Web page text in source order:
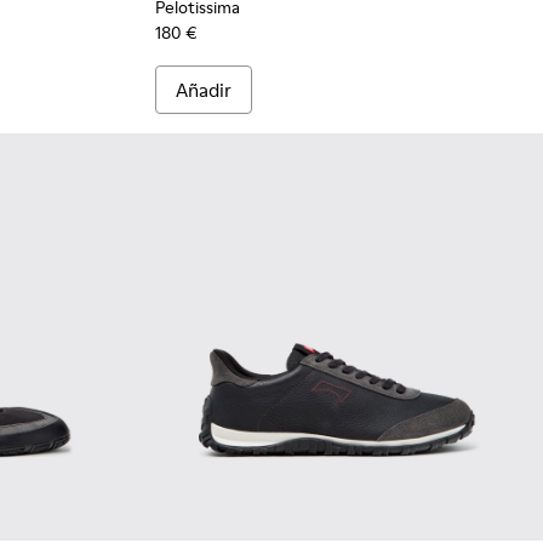
Pelotissima
180 €
Añadir